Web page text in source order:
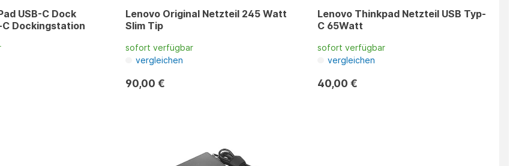
USB-C Dock
Dockingstation
Lenovo Original Netzteil 245 Watt
Slim Tip
sofort verfügbar
vergleichen
90,00 €
Lenovo Thinkpad Netzteil USB Typ-
C 65Watt
sofort verfügbar
vergleichen
40,00 €